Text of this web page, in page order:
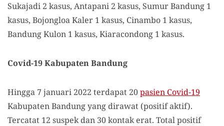
Sukajadi 2 kasus, Antapani 2 kasus, Sumur Bandung 1
kasus, Bojongloa Kaler 1 kasus, Cinambo 1 kasus,
Bandung Kulon 1 kasus, Kiaracondong 1 kasus.
Covid-19 Kabupaten Bandung
Hingga 7 januari 2022 terdapat 20pasien Covid-19
Kabupaten Bandung yang dirawat (positif aktif).
Tercatat 12 suspek dan 30 kontak erat. Total positif